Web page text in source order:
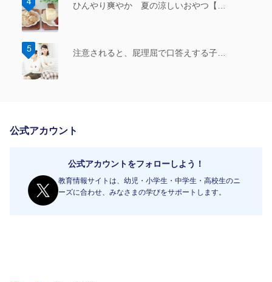
ひんやり爽やか 夏の涼しいおやつ【…
注意されると、屁理屈で口答えする子…
公式アカウント
公式アカウントをフォローしよう！
教育情報サイトは、幼児・小学生・中学生・高校生のニ
ーズに合わせ、みなさまの学びをサポートします。